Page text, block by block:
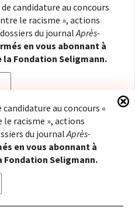
candidature au concours
le racisme », actions
du journal Après-
en vous abonnant à
Fondation Seligmann.
électronique, vous
de la Fondation
à notrepolitique de
possible de vous
au concours «
racisme », actions
du journalAprès-
en vous abonnant à
Seligmann.